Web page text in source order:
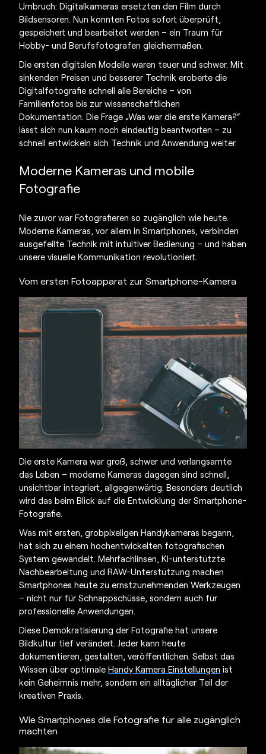
Umbruch: Digitalkameras ersetzten den Film durch
Bildsensoren. Nun konnten Fotos sofort überprüft,
gespeichert und bearbeitet werden – ein Traum für
Hobby- und Berufsfotografen gleichermaßen.
Die ersten digitalen Modelle waren teuer und schwer. Mit
sinkenden Preisen und besserer Technik eroberte die
Digitalfotografie schnell alle Bereiche – von
Familienfotos bis zur wissenschaftlichen
Dokumentation. Die Frage „Was war die erste Kamera?“
lässt sich nun kaum noch eindeutig beantworten – zu
schnell entwickeln sich Technik und Anwendung weiter.
Moderne Kameras und mobile
Fotografie
Nie zuvor war Fotografieren so zugänglich wie heute.
Moderne Kameras, vor allem in Smartphones, verbinden
ausgefeilte Technik mit intuitiver Bedienung – und haben
unsere visuelle Kommunikation revolutioniert.
Vom ersten Fotoapparat zur Smartphone-Kamera
Dieerste Kamera war groß, schwer und verlangsamte
das Leben – moderne Kameras dagegen sind schnell,
unsichtbar integriert, allgegenwärtig. Besonders deutlich
wird das beim Blick auf die Entwicklung der Smartphone-
Fotografie.
Was mit ersten, grobpixeligen Handykameras begann,
hat sich zu einem hochentwickelten fotografischen
System gewandelt. Mehrfachlinsen, KI-unterstützte
Nachbearbeitung und RAW-Unterstützung machen
Smartphones heute zu ernstzunehmenden Werkzeugen
– nicht nur für Schnappschüsse, sondern auch für
professionelle Anwendungen.
Diese Demokratisierung der Fotografie hat unsere
Bildkultur tief verändert. Jeder kann heute
dokumentieren, gestalten, veröffentlichen. Selbst das
Wissen über optimale Handy Kamera Einstellungen ist
kein Geheimnis mehr, sondern ein alltäglicher Teil der
kreativen Praxis.
Wie Smartphones die Fotografie für alle zugänglich
machten